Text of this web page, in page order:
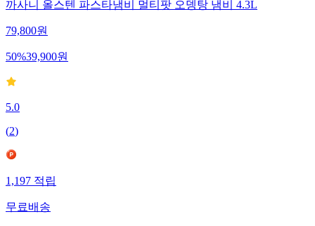
까사니 올스텐 파스타냄비 멀티팟 오뎅탕 냄비 4.3L
79,800원
50%39,900원
5.0
(2)
1,197적립
무료배송